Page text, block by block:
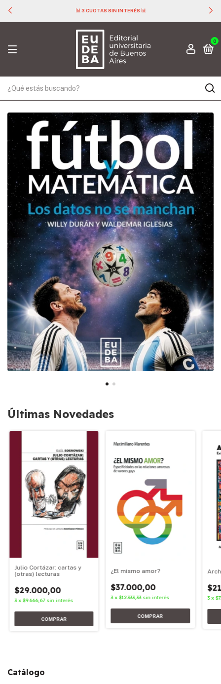
📊 3 CUOTAS SIN INTERÉS 📊
0
Últimas Novedades
Julio Cortázar: cartas y
(otras) lecturas
$29.000,00
3 x $9.666,67 sin interés
¿El mismo amor?
$37.000,00
3 x$12.333,33 sin interés 3 x
Catálogo